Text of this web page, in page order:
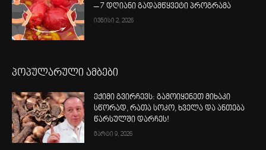
– 7 დღიანი გადამწყვეტი პროგრამა
ივნისი 2, 2026
პოპულარული ამბები
ექიმი გვირჩევს: გამოიყენეთ მიხაკი
სწორად, რათა სოკო, ხველა და ანთება
წარსულში დარჩეს!
მარტი 9, 2026